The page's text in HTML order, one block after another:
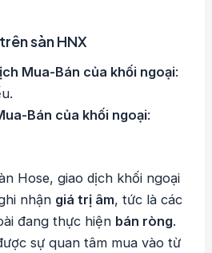
sàn HNX
Mua-Bán của khối ngoại:
Bán của khối ngoại:
Hose, giao dịch khối ngoại
nhận giá trị âm, tức là các
đang thực hiện bán ròng.
sự quan tâm mua vào từ